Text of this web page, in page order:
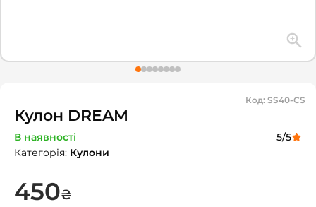
Кулон DREAM
Код: SS40-CS
В наявності
Категорія: Кулони
5/5
450₴